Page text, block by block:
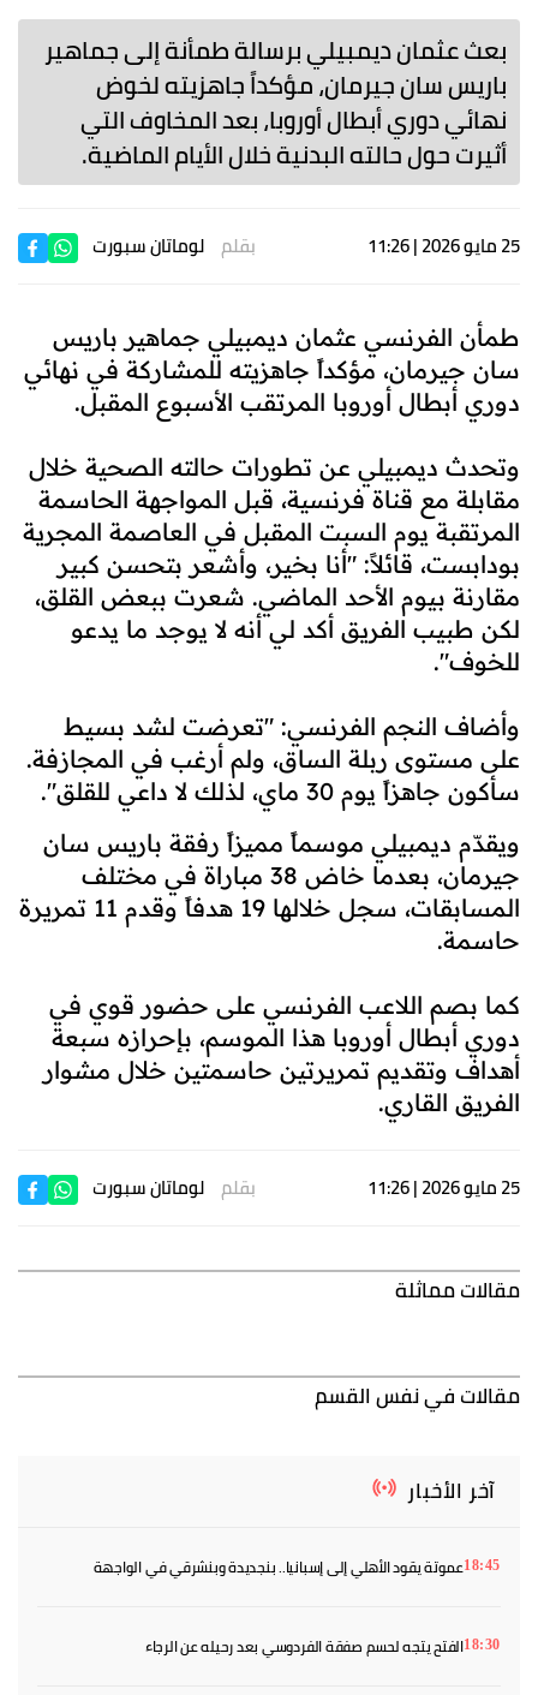
بعث عثمان ديمبيلي برسالة طمأنة إلى جماهير
باريس سان جيرمان، مؤكداً جاهزيته لخوض
نهائي دوري أبطال أوروبا، بعد المخاوف التي
أثيرت حول حالته البدنية خلال الأيام الماضية.
25 مايو 2026 | 11:26 بقلم لوماتان سبورت
طمأن الفرنسي عثمان ديمبيلي جماهير باريس
سان جيرمان، مؤكداً جاهزيته للمشاركة في نهائي
دوري أبطال أوروبا المرتقب الأسبوع المقبل.
وتحدث ديمبيلي عن تطورات حالته الصحية خلال
مقابلة مع قناة فرنسية، قبل المواجهة الحاسمة
المرتقبة يوم السبت المقبل في العاصمة المجرية
بودابست، قائلاً: "أنا بخير، وأشعر بتحسن كبير
مقارنة بيوم الأحد الماضي. شعرت ببعض القلق،
لكن طبيب الفريق أكد لي أنه لا يوجد ما يدعو
للخوف".
وأضاف النجم الفرنسي: "تعرضت لشد بسيط
على مستوى ربلة الساق، ولم أرغب في المجازفة.
سأكون جاهزاً يوم 30 ماي، لذلك لا داعي للقلق".
ويقدّم ديمبيلي موسماً مميزاً رفقة باريس سان
جيرمان، بعدما خاض 38 مباراة في مختلف
المسابقات، سجل خلالها 19 هدفاً وقدم 11 تمريرة
حاسمة.
كما بصم اللاعب الفرنسي على حضور قوي في
دوري أبطال أوروبا هذا الموسم، بإحرازه سبعة
أهداف وتقديم تمريرتين حاسمتين خلال مشوار
الفريق القاري.
25 مايو 2026 | 11:26 بقلم لوماتان سبورت
مقالات مماثلة
مقالات في نفس القسم
آخر الأخبار
18:45عموتة يقود الأهلي إلى إسبانيا.. بنجديدة وبنشرقي في الواجهة
18:30الفتح يتجه لحسم صفقة الفردوسي بعد رحيله عن الرجاء